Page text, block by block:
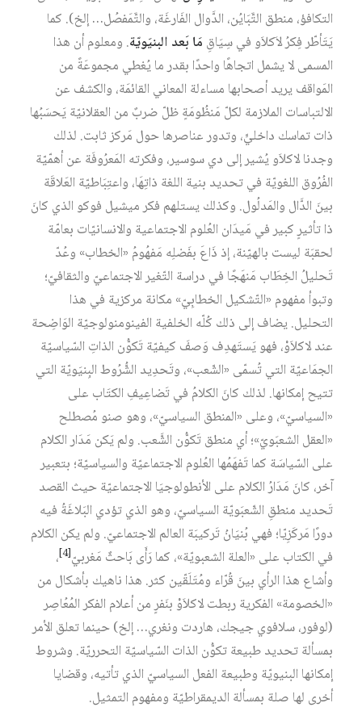
التكافؤ، منطق التَّبَايُن، الدَّوال الفَارغَة، والتَّمَفصُل… إلخ). كما
يَتَأطّر فِكرُ لاَكلاَو في سِيَاقِ مَا بَعد البنيَويّة. ومعلوم أن هذا
المسمى لا يشمل اتجاهًا واحدًا بقدر ما يُغطي مجموعَةً من
المَواقف يريد أصحابها مساءلة المعاني القائمَة، والكشف عن
الالتباسات الملازمة لكلّ مَنظُومَةٍ ظلّ ضربٌ من العقلانيّة يَحسَبُها
ذات تماسك داخليٍّ، وتدور عناصرها حول مَركز ثابت. لذلك
وجدنا لاكلاَو يُشير إلى دي سوسير، وفكرته المَعرُوفَة عن أهمّيّة
الفُرُوق اللغويّة في تحديد بنية اللغة ذاتِهَا، واعتِبَاطيّة العَلاقَة
بينَ الدَّال والمَدلُول. وكذلك يستلهم فكر ميشيل فوكو الذي كانَ
ذا تأثيرٍ كبير في مَيدَان العُلوم الاجتماعية والانسانيّات بعامّة
لحقبَة ليست بالهيّنة، إذ ذَاعَ بفَضلِه مَفهُومُ «الخطاب» وعُدّ
تَحليلُ الخِطَاب مَنهَجًا في دراسة التّغير الاجتماعيّ والثقافيّ؛
وتبوأ مفهوم «التّشكيل الخطابِيّ» مكانة مركزية في هذا
التحليل. يضاف إلى ذلك كُلّه الخلفية الفينومنولوجيّة الوَاضِحة
عند لاكلاَوْ، فهو يَستَهدِف وَصفَ كيفيّة تَكوُّن الذاتِ السّياسيّة
الجمَاعيّة التي تُسمّى «الشّعب»، وتَحدِيد الشُّرُوط البِنيَويّة التي
تتيح إمكانها. لذلك كانَ الكلامُ في تَضاعِيفِ الكتَاب على
«السياسيّ»، وعلى «المنطق السياسيّ»، وهو صنو مُصطلح
«العقل الشعبَويّ»؛ أي منطق تَكوُّن الشَّعب. ولم يَكن مَدَار الكلام
على السّياسَة كما تَفهَمُها العُلوم الاجتماعيّة والسياسيّة؛ بتعبير
آخر، كانَ مَدَارُ الكلام على الأنطولوجيَا الاجتماعيّة حيث القصد
تَحديد منطقِ الشّعبَويّة السياسيّ، وهو الذي تؤدي البَلاغَةُ فيه
دورًا مَركَزِيّا؛ فهي بُنيَانُ تَركيبَة العالم الاجتماعيّ. ولم يكن الكلام
في الكتاب على «العلة الشعبويّة»، كما رَأَى بَاحثٌ مَغربيّ‏[4] ،
وأشاع هذا الرأي بينَ قُرّاء ومُتَلَقّين كثر. هذا ناهيك بأشكال من
«الخصومة» الفكرية ربطت لاكلاَوْ بنَفرٍ من أعلام الفكر المُعُاصِر
(لوفور، سلافوي جيجك، هاردت ونغري… إلخ) حينما تعلق الأمر
بمسألة تحديد طبيعة تكوُّن الذات السّياسيّة التحرريّة. وشروط
إمكانها البنيويّة وطبيعة الفعل السياسيّ الذي تأتيه، وقضايا
أخرى لها صلة بمسألة الديمقراطيّة ومفهوم التمثيل.